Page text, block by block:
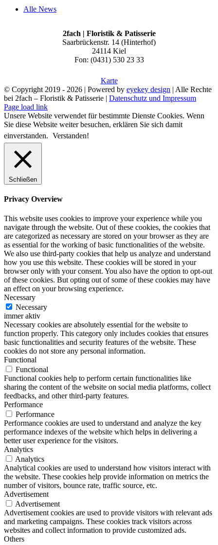
Alle News
2fach | Floristik & Patisserie
Saarbrückenstr. 14 (Hinterhof)
24114 Kiel
Fon: (0431) 530 23 33
Karte
© Copyright 2019 - 2026 | Powered by eyekey design | Alle Rechte
bei 2fach – Floristik & Patisserie | Datenschutz und Impressum
Page load link
Unsere Website verwendet für bestimmte Dienste Cookies. Wenn
Sie diese Website weiter besuchen, erklären Sie sich damit
einverstanden. Verstanden!
Schließen
Privacy Overview
This website uses cookies to improve your experience while you
navigate through the website. Out of these cookies, the cookies that
are categorized as necessary are stored on your browser as they are
as essential for the working of basic functionalities of the website.
We also use third-party cookies that help us analyze and understand
how you use this website. These cookies will be stored in your
browser only with your consent. You also have the option to opt-out
of these cookies. But opting out of some of these cookies may have
an effect on your browsing experience.
Necessary
Necessary
immer aktiv
Necessary cookies are absolutely essential for the website to
function properly. This category only includes cookies that ensures
basic functionalities and security features of the website. These
cookies do not store any personal information.
Functional
Functional
Functional cookies help to perform certain functionalities like
sharing the content of the website on social media platforms, collect
feedbacks, and other third-party features.
Performance
Performance
Performance cookies are used to understand and analyze the key
performance indexes of the website which helps in delivering a
better user experience for the visitors.
Analytics
Analytics
Analytical cookies are used to understand how visitors interact with
the website. These cookies help provide information on metrics the
number of visitors, bounce rate, traffic source, etc.
Advertisement
Advertisement
Advertisement cookies are used to provide visitors with relevant ads
and marketing campaigns. These cookies track visitors across
websites and collect information to provide customized ads.
Others